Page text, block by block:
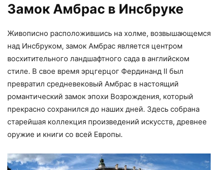
Замок Амбрас в Инсбруке
Живописно расположившись на холме, возвышающемся
над Инсбруком, замок Амбрас является центром
восхитительного ландшафтного сада в английском
стиле. В свое время эрцгерцог Фердинанд II был
превратил средневековый Амбрас в настоящий
романтический замок эпохи Возрождения, который
прекрасно сохранился до наших дней. Здесь собрана
старейшая коллекция произведений искусств, древнее
оружие и книги со всей Европы.